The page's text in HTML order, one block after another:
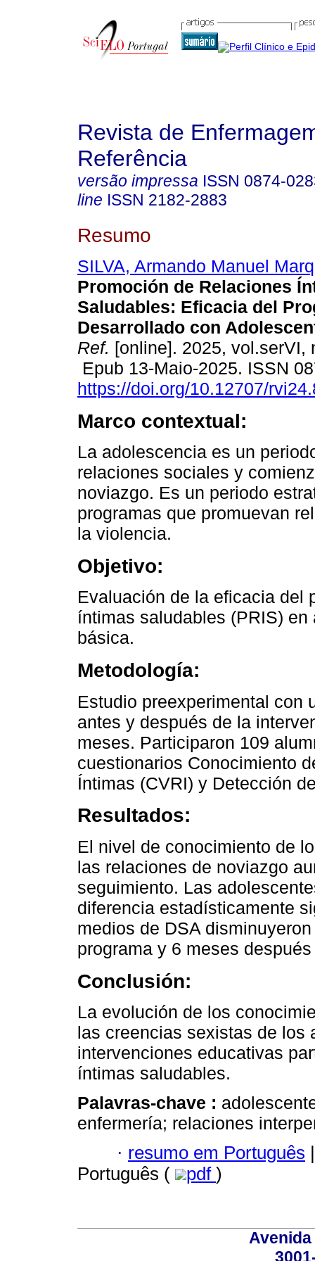
Revista de
Referência
versão impressa ISSN 0874-
line ISSN 2182-2883
Resumo
SILVA, Armando Manuel
Promoción de Relaciones
Saludables: Eficacia del
Desarrollado con
Ref. [online]. 2025, vol.serVI,
Epub 13-Maio-2025. ISSN
https://doi.org/10.12707/
Marco contextual:
La adolescencia es un
relaciones sociales y
noviazgo. Es un periodo
programas que promuevan
la violencia.
Objetivo:
Evaluación de la eficacia del
íntimas saludables (PRIS)
básica.
Metodología:
Estudio preexperimental con
antes y después de la
meses. Participaron 109
cuestionarios Conocimiento
Íntimas (CVRI) y Detección
Resultados:
El nivel de conocimiento de
las relaciones de noviazgo
seguimiento. Las
diferencia estadísticamente
medios de DSA
programa y 6 meses
Conclusión:
La evolución de los
las creencias sexistas de los
intervenciones educativas
íntimas saludables.
Palavras-chave :
enfermería; relaciones
· resumo em Português
Português (
pdf )